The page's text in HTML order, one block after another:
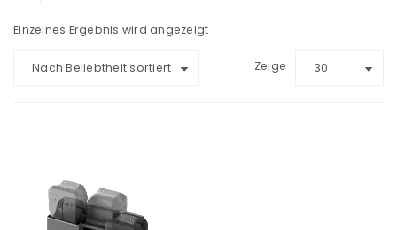
Einzelnes Ergebnis wird angezeigt
Nach Beliebtheit sortiert Zeige 30